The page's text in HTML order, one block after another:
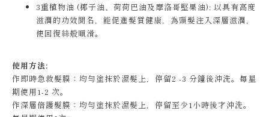
3重植物油 (椰子油、荷荷巴油及摩洛哥堅果油): 以具有高度
滋潤的功效聞名，能促進髮質健康，為頭髮注入深層滋潤，
使回復絲般順滑。
使用方法:
作即時急救髮膜：均勻塗抹於濕髮上，停留2 -3 分鐘後沖洗。每星
期使用1-2 次。
作深層倍護髮膜：均勻塗抹於濕髮上，停留至少1小時後才沖洗。